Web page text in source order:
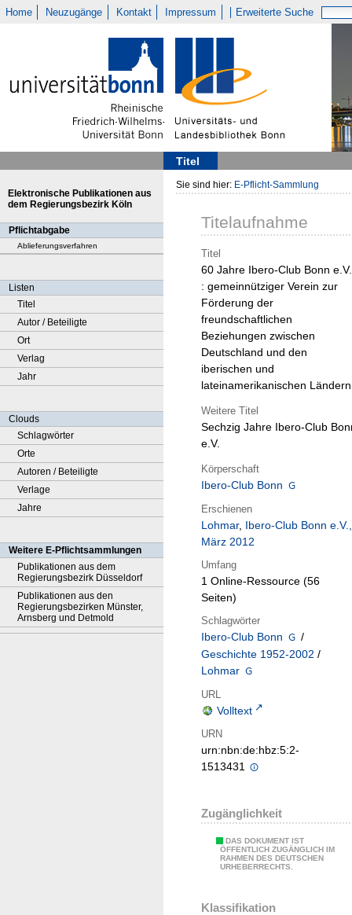
Home Neuzugänge Kontakt Impressum Erweiterte Suche
Titel
Elektronische Publikationen aus
dem Regierungsbezirk Köln
Pflichtabgabe
Ablieferungsverfahren
Listen
Titel
Autor / Beteiligte
Ort
Verlag
Jahr
Clouds
Schlagwörter
Orte
Autoren / Beteiligte
Verlage
Jahre
Weitere E-Pflichtsammlungen
Publikationen aus dem
Regierungsbezirk Düsseldorf
Publikationen aus den
Regierungsbezirken Münster,
Arnsberg und Detmold
Sie sind hier: E-Pflicht-Sammlung
Titelaufnahme
Titel
60 Jahre Ibero-Club Bonn e.V.
: gemeinnütziger Verein zur
Förderung der
freundschaftlichen
Beziehungen zwischen
Deutschland und den
iberischen und
lateinamerikanischen Ländern
Weitere Titel
Sechzig Jahre Ibero-Club
e.V.
Körperschaft
Ibero-Club Bonn
Erschienen
Lohmar, Ibero-Club Bonn e.V.,
März 2012
Umfang
1 Online-Ressource (56
Seiten)
Schlagwörter
Ibero-Club Bonn
/
Geschichte 1952-2002 /
Lohmar
URL
Volltext
URN
urn:nbn:de:hbz:5:2-
1513431
Zugänglichkeit
DAS DOKUMENT IST
ÖFFENTLICH ZUGÄNGLICH IM
RAHMEN DES DEUTSCHEN
URHEBERRECHTS.
Klassifikation